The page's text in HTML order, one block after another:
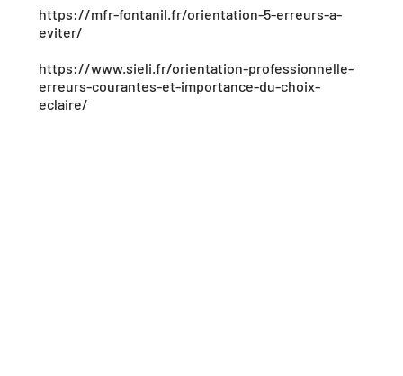
https://mfr-fontanil.fr/orientation-5-erreurs-a-
eviter/
https://www.sieli.fr/orientation-professionnelle-
erreurs-courantes-et-importance-du-choix-
eclaire/